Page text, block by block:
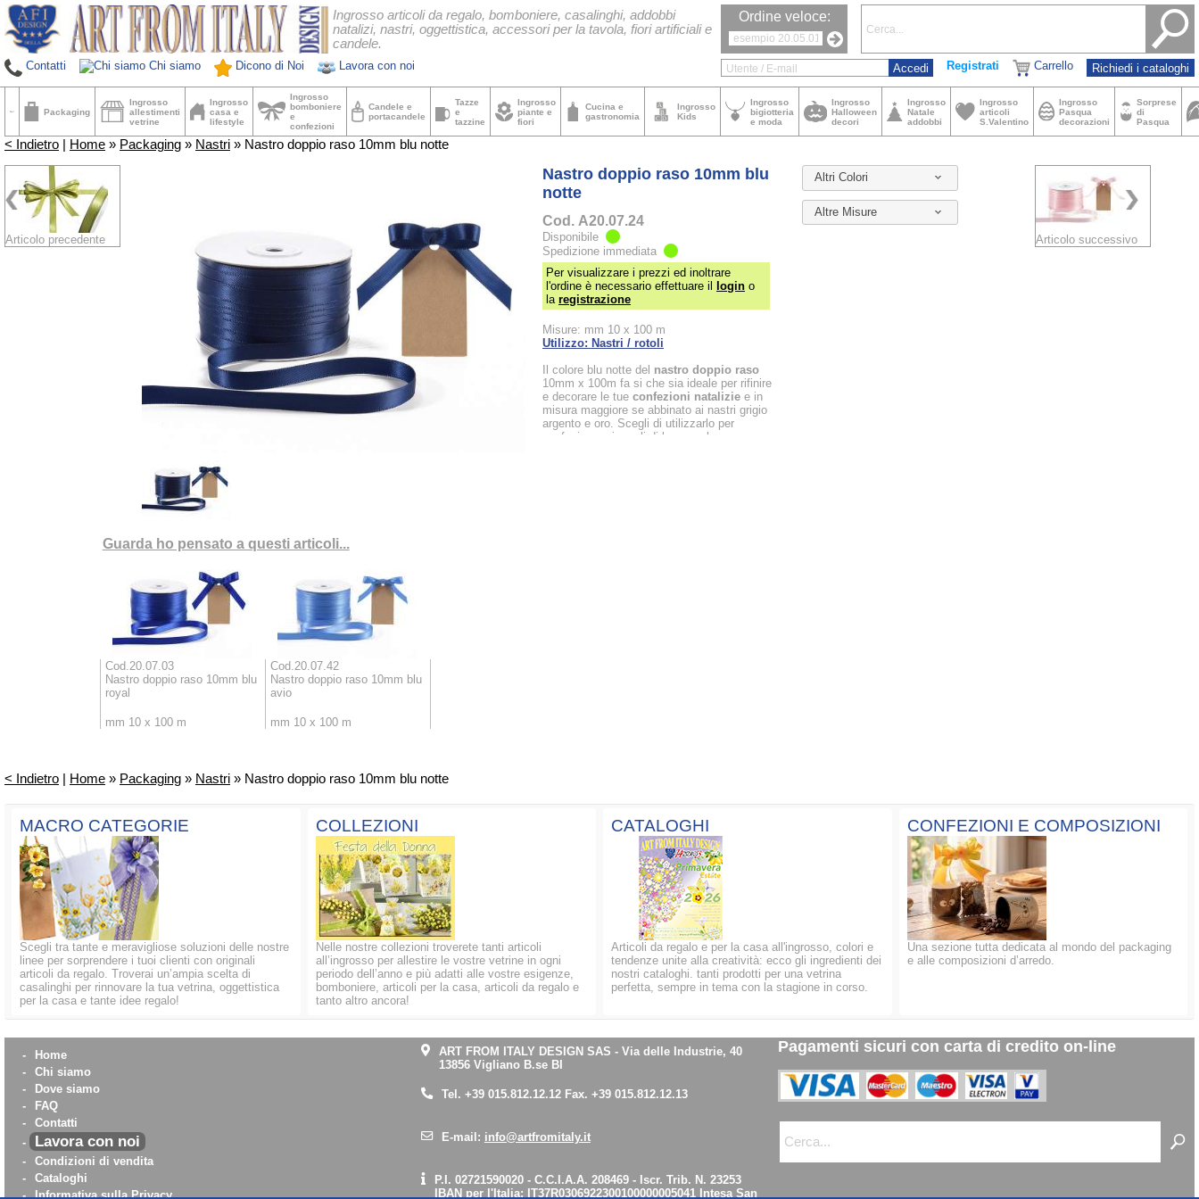
Contatti Chi siamo Dicono di Noi Lavora con noi Registrati Carrello Richiedi i cataloghi
Ingrosso articoli da regalo, bomboniere, casalinghi, addobbi
natalizi, nastri, oggettistica, accessori per la tavola, fiori artificiali e
candele.
Ordine veloce:
Packaging
Ingrosso
allestimenti
vetrine
Ingrosso
casa e
lifestyle
Ingrosso
bomboniere
e
confezioni
Candele e
portacandele
Tazze
e
tazzine
Ingrosso
piante e
fiori
Cucina e
gastronomia
Ingrosso
Kids
Ingrosso
bigiotteria
e moda
Ingrosso
Halloween
decori
Ingrosso
Natale
addobbi
Ingrosso
articoli
S.Valentino
Ingrosso
Pasqua
decorazioni
Sorprese
di
Pasqua
< Indietro Home » Packaging » Nastri » Nastro doppio raso 10mm blu notte
Articolo precedente
Nastro doppio raso 10mm blu
notte
Cod. A20.07.24
Disponibile
Spedizione immediata
Per visualizzare i prezzi ed inoltrare
l'ordine è necessario effettuare il
login o
la registrazione
Misure: mm 10 x 100 m
Utilizzo: Nastri / rotoli
Il colore blu notte del nastro doppio raso
10mm x 100m fa si che sia ideale per rifinire
e decorare le tue confezioni natalizie e in
misura maggiore se abbinato ai nastri grigio
argento e oro. Scegli di utilizzarlo per
confezionare i regali di laurea o le
Altri Colori
Altre Misure
Articolo successivo
Guarda ho pensato a questi articoli...
Cod.20.07.03
Nastro doppio raso 10mm blu
royal
mm 10 x 100 m
Cod.20.07.42
Nastro doppio raso 10mm blu
avio
mm 10 x 100 m
< Indietro | Home » Packaging » Nastri » Nastro doppio raso 10mm blu notte
MACRO CATEGORIE
Scegli tra tante e meravigliose soluzioni delle nostre
linee per sorprendere i tuoi clienti con originali
articoli da regalo. Troverai un’ampia scelta di
casalinghi per rinnovare la tua vetrina, oggettistica
per la casa e tante idee regalo!
COLLEZIONI
Nelle nostre collezioni troverete tanti articoli
all’ingrosso per allestire le vostre vetrine in ogni
periodo dell’anno e più adatti alle vostre esigenze,
bomboniere, articoli per la casa, articoli da regalo e
tanto altro ancora!
CATALOGHI
Articoli da regalo e per la casa all'ingrosso, colori e
tendenze unite alla creatività: ecco gli ingredienti dei
nostri cataloghi. tanti prodotti per una vetrina
perfetta, sempre in tema con la stagione in corso.
CONFEZIONI E COMPOSIZIONI
Una sezione tutta dedicata al mondo del packaging
e alle composizioni d’arredo.
-
Home
-
Chi siamo
-
Dove siamo
-
FAQ
-
Contatti
-
Lavora con noi
-
Condizioni di vendita
-
Cataloghi
- Informativa sulla Privacy
ART FROM ITALY DESIGN SAS - Via delle Industrie, 40
13856 Vigliano B.se BI
Tel. +39 015.812.12.12Fax. +39 015.812.12.13
E-mail: info@artfromitaly.it
P.I. 02721590020 - C.C.I.A.A. 208469 - Iscr. Trib. N. 23253
IBAN per l'Italia: IT37R0306922300100000005041 Intesa San
Pagamenti sicuri con carta di credito on-line